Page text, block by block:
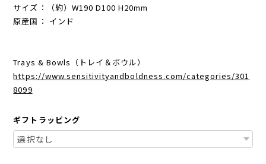
サイズ：（約）W190 D100 H20mm
原産国： インド
Trays & Bowls（トレイ＆ボウル）
https://www.sensitivityandboldness.com/categories/301
8099
ギフトラッピング